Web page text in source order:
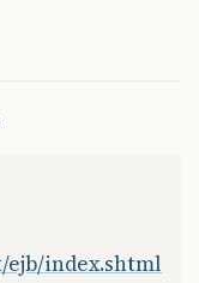
index.shtml